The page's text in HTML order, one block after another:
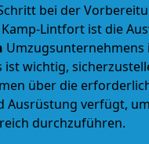
bei der
Lintfort ist die
Umzugsunternehmens
ist wichtig,
über die
Ausrüstung verfügt,
durchzuführen.